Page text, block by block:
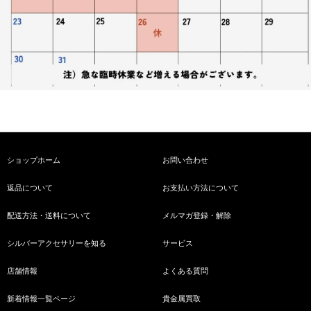
ショップホーム お問い合わせ
返品について お支払い方法について
配送方法・送料について メルマガ登録・解除
シルバーアクセサリーを知る サービス
店舗情報 よくある質問
新着情報一覧ページ 貴金属買取